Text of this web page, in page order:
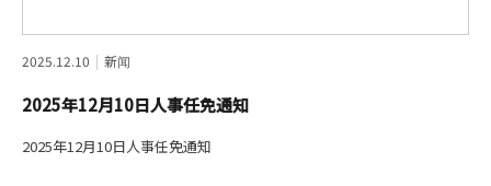
2025.12.10 新闻
2025年12月10日人事任免通知
2025年12月10日人事任免通知